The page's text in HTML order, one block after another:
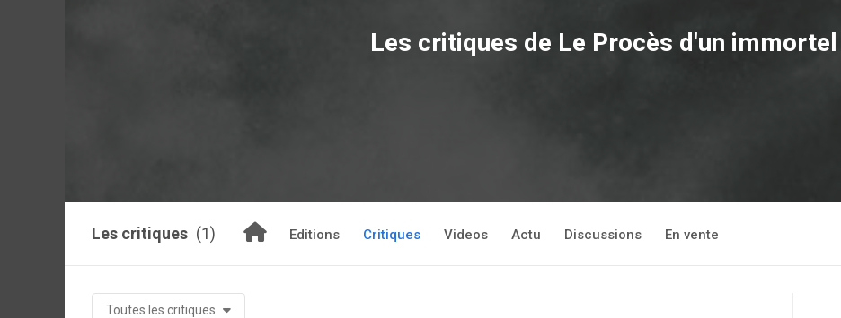
Les critiques de Le Procès d'un immortel
Les critiques (1) Editions Critiques Videos Actu Discussions En vente
Toutes les critiques